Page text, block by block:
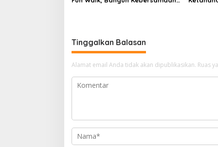
Tinggalkan Balasan
Alamat email Anda tidak akan dipublikasikan. Ruas